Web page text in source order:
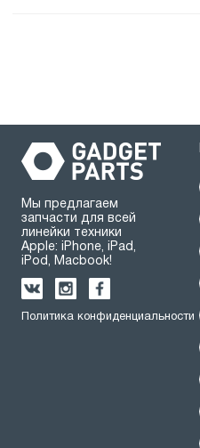
Мы предлагаем
запчасти для всей
линейки техники
Apple: iPhone, iPad,
iPod, Macbook!
Политика конфиденциальности